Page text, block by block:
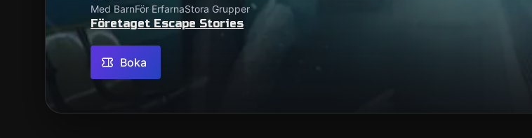
Med BarnFör ErfarnaStora Grupper
Företaget Escape Stories
Boka